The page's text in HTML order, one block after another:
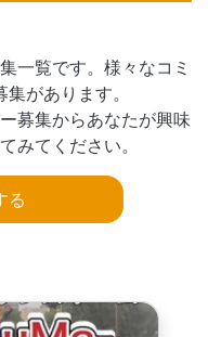
一覧です。様々なコミ
があります。
募集からあなたが興味
みてください。
る